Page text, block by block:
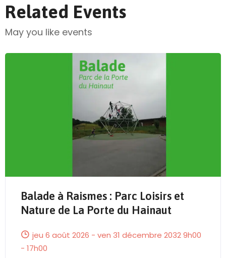
Related Events
May you like events
Balade à Raismes : Parc Loisirs et
Nature de La Porte du Hainaut
jeu 6 août 2026 - ven 31 décembre 2032 9h00
- 17h00